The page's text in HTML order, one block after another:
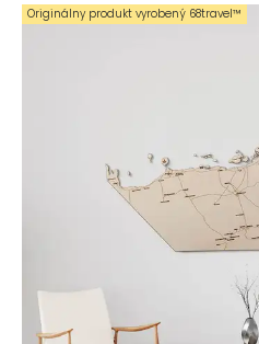
Originálny produkt vyrobený 68travel™️